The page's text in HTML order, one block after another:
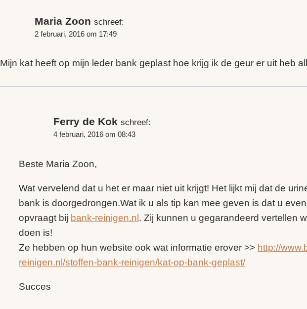
Maria Zoon schreef:
2 februari, 2016 om 17:49
Mijn kat heeft op mijn leder bank geplast hoe krijg ik de geur er uit heb
Ferry de Kok schreef:
4 februari, 2016 om 08:43
Beste Maria Zoon,
Wat vervelend dat u het er maar niet uit krijgt! Het lijkt mij dat de
bank is doorgedrongen.Wat ik u als tip kan mee geven is dat u
opvraagt bij bank-reinigen.nl. Zij kunnen u gegarandeerd vertellen
doen is!
Ze hebben op hun website ook wat informatie erover >> http://
reinigen.nl/stoffen-bank-reinigen/kat-op-bank-geplast/
Succes